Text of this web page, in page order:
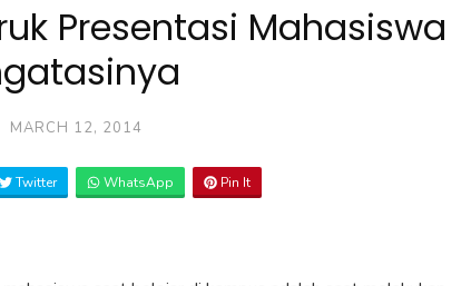
Presentasi Mahasiswa
MARCH 12, 2014
Twitter WhatsApp Pin It